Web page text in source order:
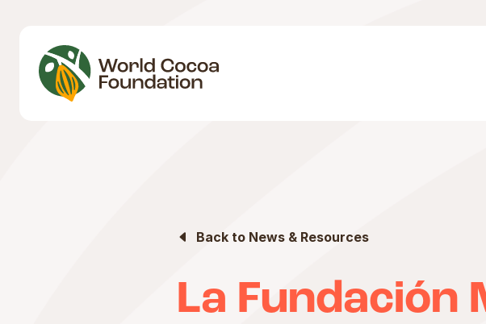
Back to News & Resources
La Fundación